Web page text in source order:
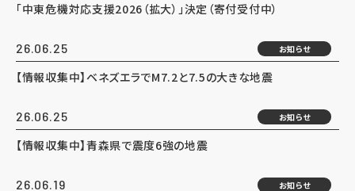
「中東危機対応支援2026（拡大）」決定（寄付受付中）
26.06.25 お知らせ
【情報収集中】ベネズエラでM7.2と7.5の大きな地震
26.06.25 お知らせ
【情報収集中】青森県で震度6強の地震
26.06.19 お知らせ